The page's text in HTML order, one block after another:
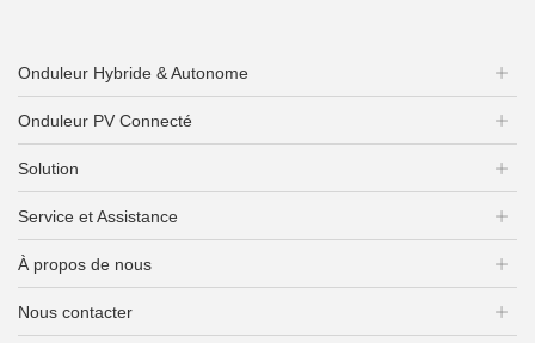
Onduleur Hybride & Autonome
Onduleur PV Connecté
Solution
Service et Assistance
À propos de nous
Nous contacter